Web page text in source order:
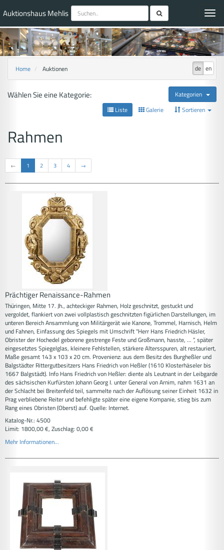
Auktionshaus Mehlis
de en
Home Auktionen
Kategorien
Wählen Sie eine Kategorie:
Liste Galerie Sortieren
Rahmen
← 1 2 3 4 →
Prächtiger Renaissance-Rahmen
Thüringen, Mitte 17. Jh., achteckiger Rahmen, Holz geschnitzt, gestuckt und
vergoldet, flankiert von zwei vollplastisch geschnitzten figürlichen Darstellungen, im
unteren Bereich Ansammlung von Militärgerät wie Kanone, Trommel, Harnisch, Helm
und Fahnen, Einfassung des Spiegels mit Umschrift “Herr Hans Friedrich Häsler,
Obrister der Hochedel geborene gestrenge Feste und Großmann, hasste, ... “, später
eingesetztes Spiegelglas, kleinere Fehlstellen, stärkere Altersspuren, alt restauriert,
Maße gesamt 143 x 103 x 20 cm. Provenienz: aus dem Besitz des Burgheßler und
Balgstädter Rittergutbesitzers Hans Friedrich von Heßler (1610 Klosterhäseler bis
1667 Balgstädt). Info Hans Friedrich von Heßler: diente als Leutnant in der Leibgarde
des sächsischen Kurfürsten Johann Georg I. unter General von Arnim, nahm 1631 an
der Schlacht bei Breitenfeld teil, sammelte nach der Auflösung seiner Einheit 1632 in
Prag verbliebene Reiter und befehligte später eine eigene Kompanie, stieg bis zum
Rang eines Obristen (Oberst) auf. Quelle: Internet.
Katalog-Nr.: 4500
Limit: 1800,00 €, Zuschlag: 0,00 €
Mehr Informationen...